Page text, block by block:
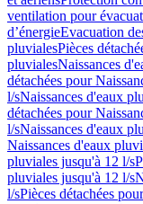
ventilation pour
d’énergieEvacuation
pluvialesPièces
pluvialesNaissances
détachées pour
l/sNaissances d'eaux
détachées pour
l/sNaissances d'eaux
Naissances d'eaux
pluviales jusqu'à 12 l/s
pluviales jusqu'à 12 l/s
l/sPièces détachées